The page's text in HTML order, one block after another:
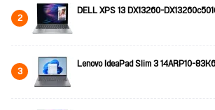
2 DELL XPS 13 DX13260-
3 Lenovo IdeaPad Slim 3 14ARP10-